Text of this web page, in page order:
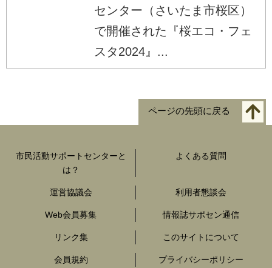
センター（さいたま市桜区）
で開催された『桜エコ・フェ
スタ2024』...
ページの先頭に戻る
市民活動サポートセンターと
は？
よくある質問
運営協議会 利用者懇談会
Web会員募集 情報誌サポセン通信
リンク集 このサイトについて
会員規約 プライバシーポリシー